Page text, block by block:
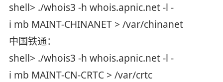
shell> ./whois3 -h whois.apnic.net -l -
i mb MAINT-CHINANET > /var/chinanet
中国铁通：
shell> ./whois3 -h whois.apnic.net -l -
i mb MAINT-CN-CRTC > /var/crtc